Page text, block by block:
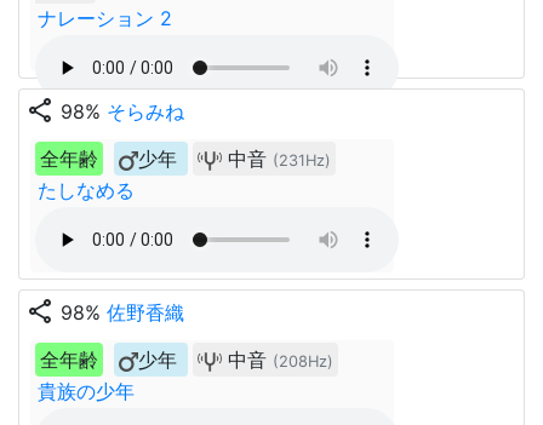
ナレーション 2
share 98% そらみね
全年齢
少年 中音 (231Hz)
たしなめる
share 98% 佐野香織
全年齢
少年 中音 (208Hz)
貴族の少年